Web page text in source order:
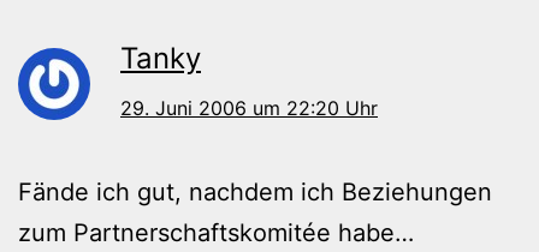
Tanky
29. Juni 2006 um 22:20 Uhr
Fände ich gut, nachdem ich Beziehungen
zum Partnerschaftskomitée habe…